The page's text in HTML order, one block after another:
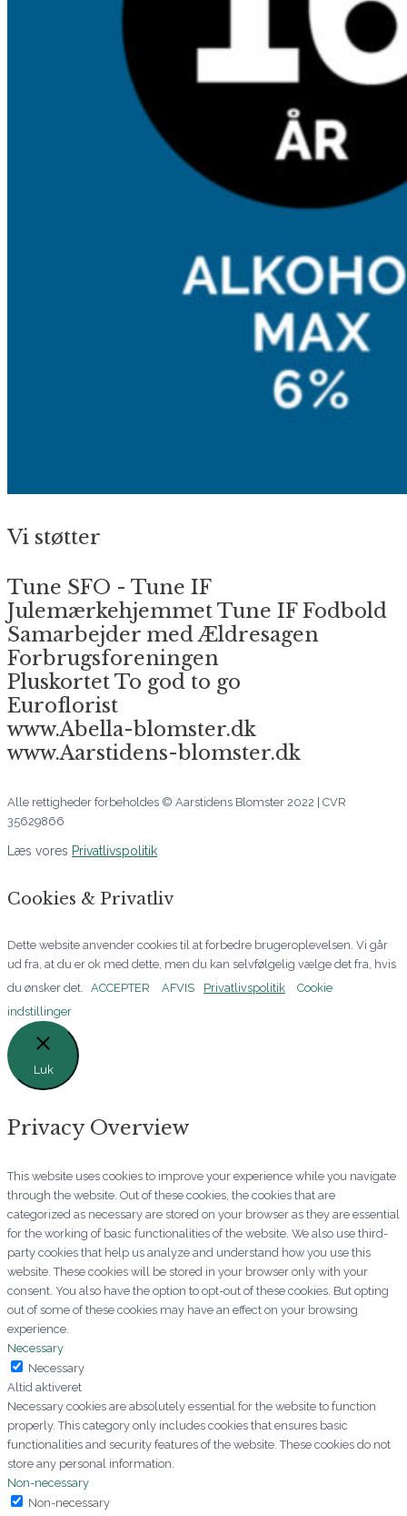
Vi støtter
Tune SFO - Tune IF
Julemærkehjemmet Tune IF Fodbold
Samarbejder med Ældresagen
Forbrugsforeningen
Pluskortet To god to go
Euroflorist
www.Abella-blomster.dk
www.Aarstidens-blomster.dk
Alle rettigheder forbeholdes © Aarstidens Blomster 2022 | CVR
35629866
Læs vores Privatlivspolitik
Cookies & Privatliv
Dette website anvender cookies til at forbedre brugeroplevelsen. Vi går
ud fra, at du er ok med dette, men du kan selvfølgelig vælge det fra, hvis
du ønsker det. ACCEPTER AFVIS Privatlivspolitik
Cookie
indstillinger
Luk
Privacy Overview
This website uses cookies to improve your experience while you navigate
through the website. Out of these cookies, the cookies that are
categorized as necessary are stored on your browser as they are essential
for the working of basic functionalities of the website. We also use third-
party cookies that help us analyze and understand how you use this
website. These cookies will be stored in your browser only with your
consent. You also have the option to opt-out of these cookies. But opting
out of some of these cookies may have an effect on your browsing
experience.
Necessary
Necessary
Altid aktiveret
Necessary cookies are absolutely essential for the website to function
properly. This category only includes cookies that ensures basic
functionalities and security features of the website. These cookies do not
store any personal information.
Non-necessary
Non-necessary